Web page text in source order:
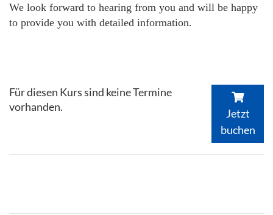
We look forward to hearing from you and will be happy
to provide you with detailed information.
Für diesen Kurs sind keine Termine
vorhanden.
Jetzt
buchen